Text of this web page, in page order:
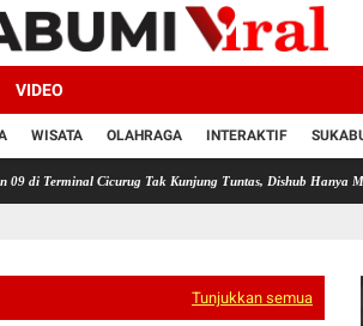
VIDEO
WISATA OLAHRAGA INTERAKTIF
Cicurug Tak Kunjung Tuntas, Dishub Hanya Minta Sopir
Tunjukkan semua